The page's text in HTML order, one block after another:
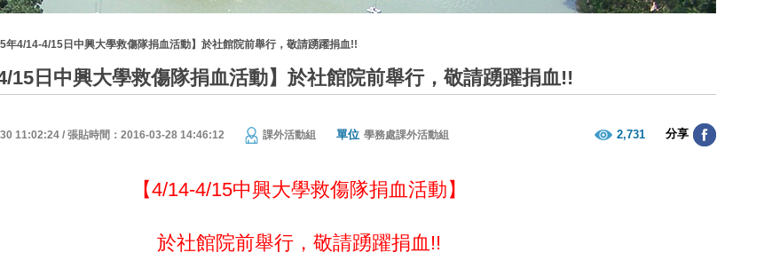
年4/14-4/15日中興大學救傷隊捐血活動】於社館院前舉行，敬請踴躍捐血!!
4/15日中興大學救傷隊捐血活動】於社館院前舉行，敬請踴躍捐血!!
11:02:24 / 張貼時間：2016-03-28 14:46:12 課外活動組 單位 學務處課外活動組 2,731 分享
【4/14-4/15中興大學救傷隊捐血活動】
於社館院前舉行，敬請踴躍捐血!!